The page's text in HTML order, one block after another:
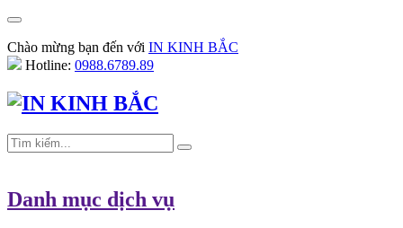
Chào mừng bạn đến với IN KINH BẮC
Hotline: 0988.6789.89
Danh mục dịch vụ